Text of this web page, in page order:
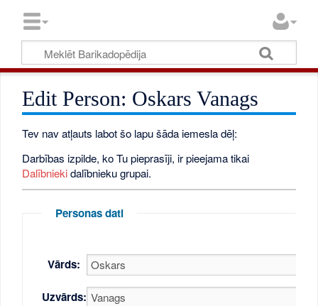
Edit Person: Oskars Vanags
Tev nav atļauts labot šo lapu šāda iemesla dēļ:
Darbības izpilde, ko Tu pieprasīji, ir pieejama tikai
Dalībniekidalībnieku grupai.
Personas dati
Vārds:
Uzvārds: